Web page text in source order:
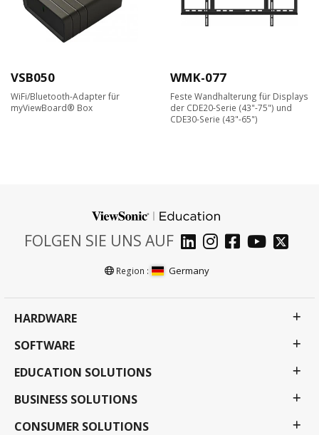
VSB050
WiFi/Bluetooth-Adapter für
myViewBoard® Box
WMK-077
Feste Wandhalterung für Displays
der CDE20-Serie (43"-75") und
CDE30-Serie (43"-65")
FOLGEN SIE UNS AUF
Region : Germany
HARDWARE
SOFTWARE
EDUCATION SOLUTIONS
BUSINESS SOLUTIONS
CONSUMER SOLUTIONS